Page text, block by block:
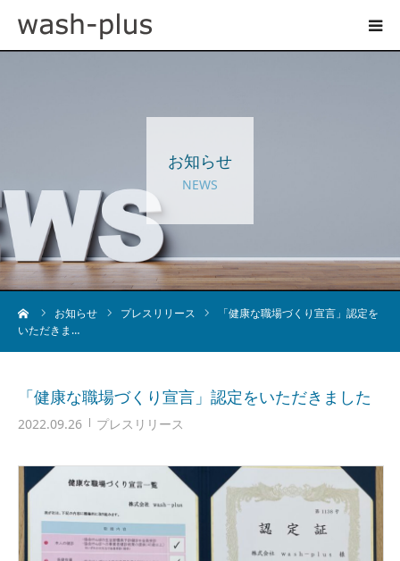
お知らせ
NEWS
お知らせ プレスリリース
「健康な職場づくり宣言」認定を
いただきま…
「健康な職場づくり宣言」認定をいただきました
2022.09.26 プレスリリース
お知らせ
採用情報
お問い合わせ